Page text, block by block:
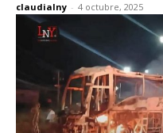
claudialny - 4 octubre, 2025